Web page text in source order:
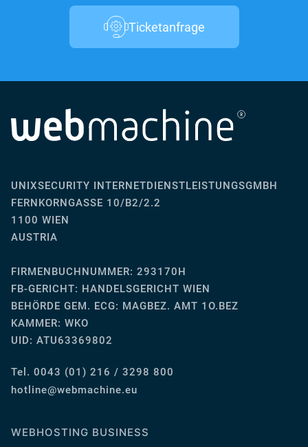
Ticketanfrage
UNIXSECURITY INTERNETDIENSTLEISTUNGSGMBH
FERNKORNGASSE 10/B2/2.2
1100 WIEN
AUSTRIA
FIRMENBUCHNUMMER: 293170H
FB-GERICHT: HANDELSGERICHT WIEN
BEHÖRDE GEM. ECG: MAGBEZ. AMT 1O.BEZ
KAMMER: WKO
UID: ATU63369802
Tel. 0043 (01) 216 / 3298 800
ue.enihcambew@eniltoh
WEBHOSTING BUSINESS